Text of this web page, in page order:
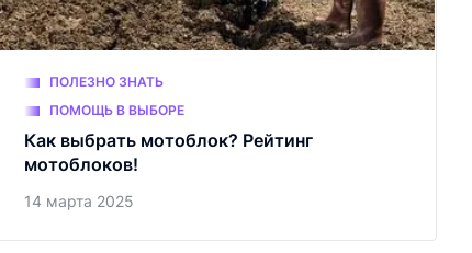
ПОЛЕЗНО ЗНАТЬ
ПОМОЩЬ В ВЫБОРЕ
Как выбрать мотоблок? Рейтинг
мотоблоков!
14 марта 2025